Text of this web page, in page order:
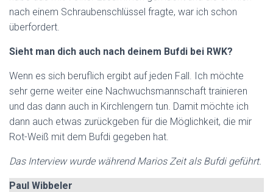
nach einem Schraubenschlüssel fragte, war ich schon
überfordert.
Sieht man dich auch nach deinem Bufdi bei RWK?
Wenn es sich beruflich ergibt auf jeden Fall. Ich möchte
sehr gerne weiter eine Nachwuchsmannschaft trainieren
und das dann auch in Kirchlengern tun. Damit möchte ich
dann auch etwas zurückgeben für die Möglichkeit, die mir
Rot-Weiß mit dem Bufdi gegeben hat.
Das Interview wurde während Marios Zeit als Bufdi geführt.
Paul Wibbeler